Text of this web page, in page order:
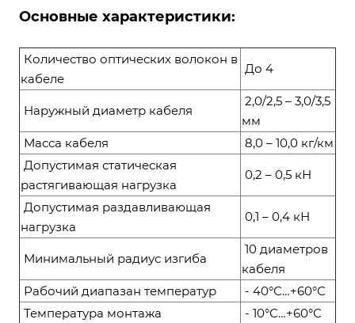
Основные характеристики:
Количество оптических волокон в
кабеле
До 4
Наружный диаметр кабеля
2,0/2,5 – 3,0/3,5
мм
Масса кабеля
8,0 – 10,0 кг/км
Допустимая статическая
растягивающая нагрузка
0,2 – 0,5 кН
Допустимая раздавливающая
нагрузка
0,1 – 0,4 кН
Минимальный радиус изгиба
10 диаметров
кабеля
Рабочий диапазан температур
- 40°С…+60°С
Температура монтажа
- 10°С…+60°С